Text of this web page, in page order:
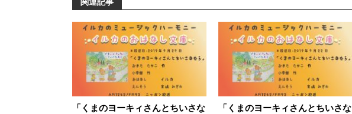
「くまのヨーキィさんとちいさな
「くまのヨーキィさんとちいさな